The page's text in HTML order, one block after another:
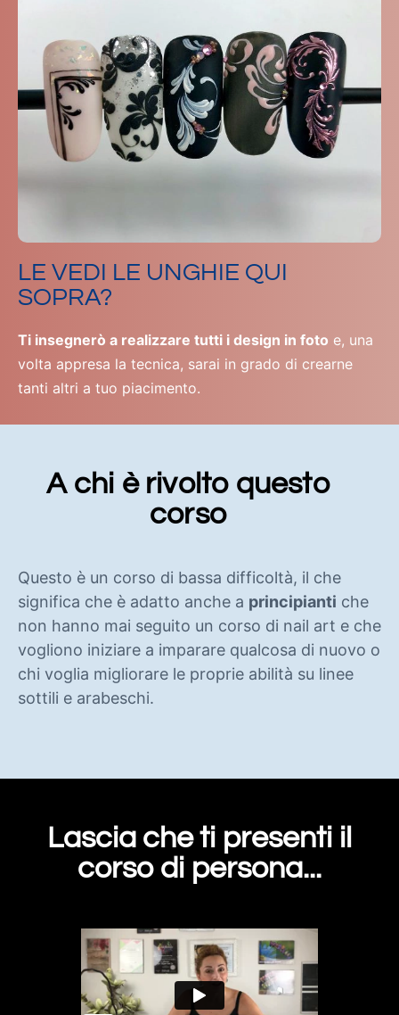
LE VEDI LE UNGHIE QUI
SOPRA?
Ti insegnerò a realizzare tutti i design in foto e, una
volta appresa la tecnica, sarai in grado di crearne
tanti altri a tuo piacimento.
A chi è rivolto questo
corso
Questo è un corso di bassa difficoltà, il che
significa che è adatto anche a principianti che
non hanno mai seguito un corso di nail art e che
vogliono iniziare a imparare qualcosa di nuovo o
chi voglia migliorare le proprie abilità su linee
sottili e arabeschi.
Lascia che ti presenti il
corso di persona...